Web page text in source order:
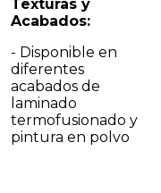
Texturas y
Acabados:
- Disponible en
diferentes
acabados de
laminado
termofusionado y
pintura en polvo